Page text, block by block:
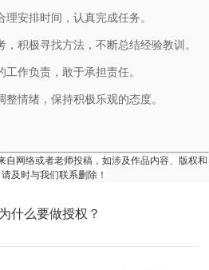
安排时间，认真完成任务。
积极寻找方法，不断总结经验教训。
作负责，敢于承担责任。
情绪，保持积极乐观的态度。
自网络或者老师投稿，如涉及作品内容、版权和
及时与我们联系删除！
什么要做授权？